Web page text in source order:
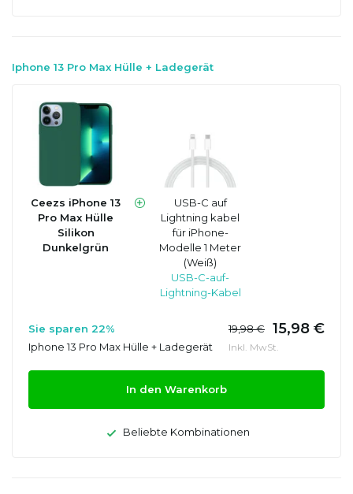
Iphone 13 Pro Max Hülle + Ladegerät
Ceezs iPhone 13
Pro Max Hülle
Silikon
Dunkelgrün
USB-C auf
Lightning kabel
für iPhone-
Modelle 1 Meter
(Weiß)
USB-C-auf-
Lightning-Kabel
Sie sparen 22% 19,98 € 15,98 €
Iphone 13 Pro Max Hülle + Ladegerät Inkl. MwSt.
In den Warenkorb
Beliebte Kombinationen